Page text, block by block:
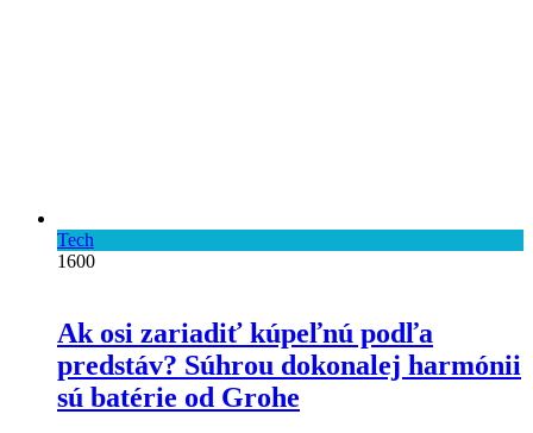
Tech
1600
Ak osi zariadiť kúpeľnú podľa
predstáv? Súhrou dokonalej harmónii
sú batérie od Grohe